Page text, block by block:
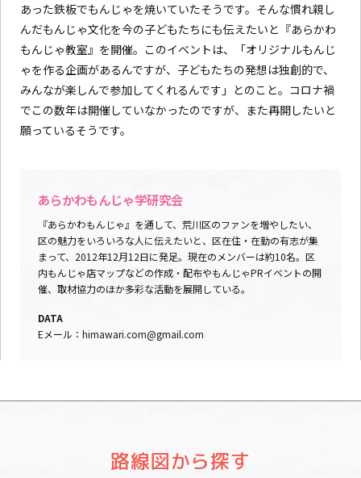
あった鉄板でもんじゃを焼いていたそうです。そんな慣れ親し
んだもんじゃ文化を今の子どもたちにも伝えたいと『あらかわ
もんじゃ教室』を開催。このイベントは、「オリジナルもんじ
ゃを作る企画があるんですが、子どもたちの発想は独創的で、
みんなが楽しんで参加してくれるんです」とのこと。コロナ禍
でこの数年は開催していなかったのですが、また再開したいと
願っているそうです。
あらかわもんじゃ学研究会
『あらかわもんじゃ』を通して、荒川区のファンを増やしたい、
区の魅力をいろいろな人に伝えたいと、区在住・在勤の有志が集
まって、2012年12月12日に発足。現在のメンバーは約10名。区
内もんじゃ店マップなどの作成・配布やもんじゃPRイベントの開
催、取材協力のほか多彩な活動を展開している。
DATA
Eメール：himawari.com@gmail.com
路線図から探す